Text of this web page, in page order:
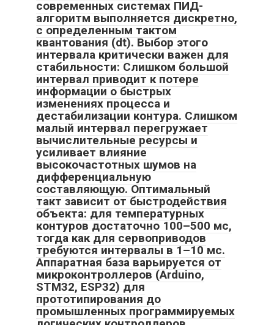
современных системах ПИД-
алгоритм выполняется дискретно,
с определенным тактом
квантования (dt). Выбор этого
интервала критически важен для
стабильности: Слишком большой
интервал приводит к потере
информации о быстрых
изменениях процесса и
дестабилизации контура. Слишком
малый интервал перегружает
вычислительные ресурсы и
усиливает влияние
высокочастотных шумов на
дифференциальную
составляющую. Оптимальный
такт зависит от быстродействия
объекта: для температурных
контуров достаточно 100–500 мс,
тогда как для сервоприводов
требуются интервалы в 1–10 мс.
Аппаратная база варьируется от
микроконтроллеров (Arduino,
STM32, ESP32) для
прототипирования до
промышленных программируемых